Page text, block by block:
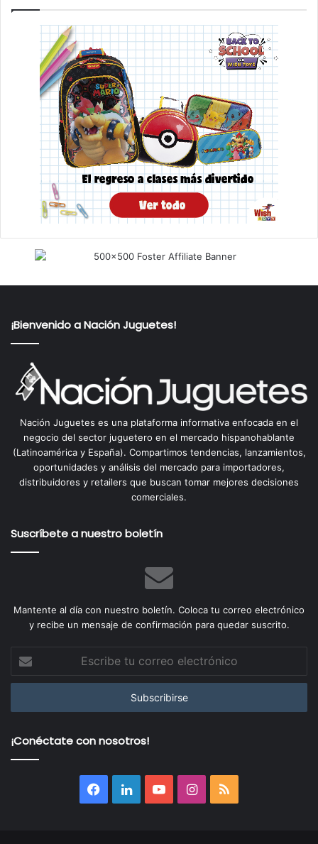
¡Bienvenido a Nación Juguetes!
Nación Juguetes es una plataforma informativa enfocada en el
negocio del sector juguetero en el mercado hispanohablante
(Latinoamérica y España). Compartimos tendencias, lanzamientos,
oportunidades y análisis del mercado para importadores,
distribuidores y retailers que buscan tomar mejores decisiones
comerciales.
Suscríbete a nuestro boletín
Mantente al día con nuestro boletín. Coloca tu correo electrónico
y recibe un mensaje de confirmación para quedar suscrito.
correo
¡Conéctate con nosotros!
Facebook
LinkedInYouTubeInstagram
RSS